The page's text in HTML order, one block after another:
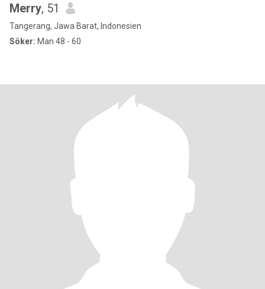
Merry, 51
Tangerang, Jawa Barat, Indonesien
Söker: Man 48 - 60